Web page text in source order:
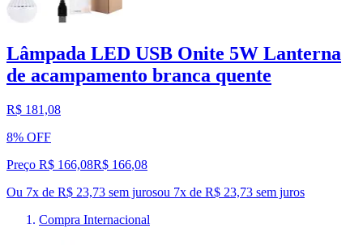
Lâmpada LED USB Onite 5W Lanterna
de acampamento branca quente
R$ 181,08
8% OFF
Preço R$ 166,08R$ 166,08
Ou 7x de R$ 23,73 sem jurosou 7x de R$ 23,73 sem juros
Compra Internacional